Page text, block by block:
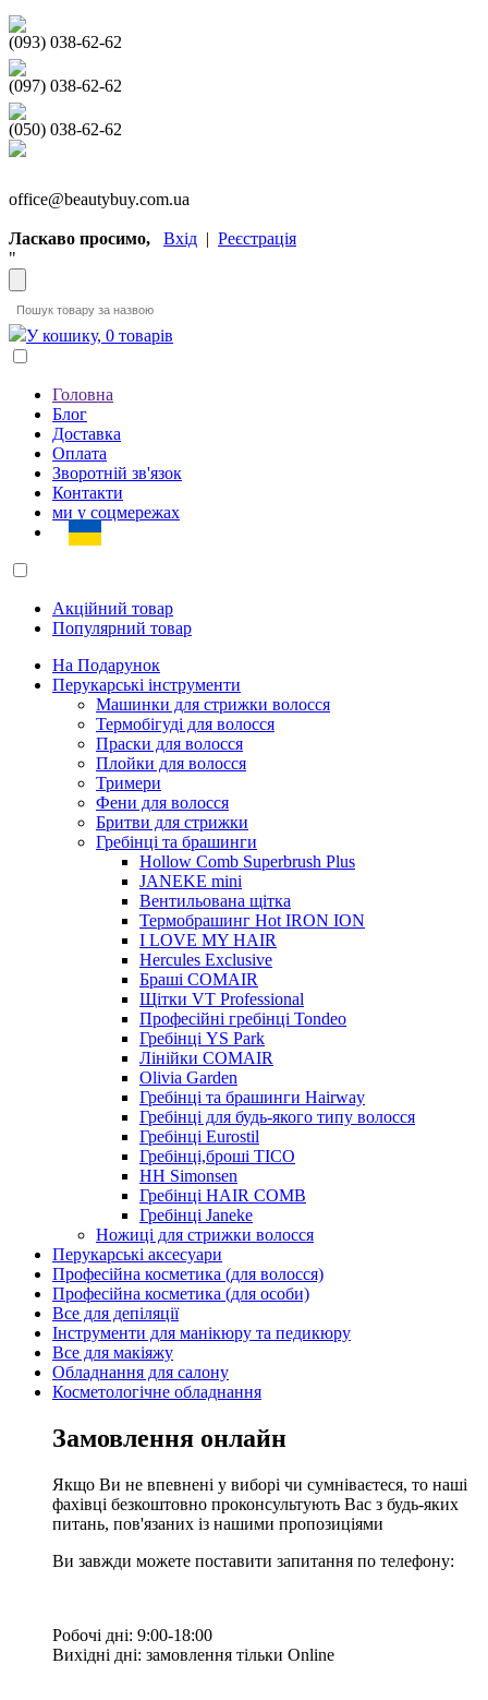
(093) 038-62-62
(097) 038-62-62
(050) 038-62-62
office@beautybuy.com.ua
Ласкаво просимо, Вхід | Реєстрація
"
У кошику, 0 товарів
Головна
Блог
Доставка
Оплата
Зворотній зв'язок
Контакти
ми у соцмережах
Акційний товар
Популярний товар
На Подарунок
Перукарські інструменти
Машинки для стрижки волосся
Термобігуді для волосся
Праски для волосся
Плойки для волосся
Тримери
Фени для волосся
Бритви для стрижки
Гребінці та брашинги
Hollow Comb Superbrush Plus
JANEKE mini
Вентильована щітка
Термобрашинг Hot IRON ION
I LOVE MY HAIR
Hercules Exclusive
Браші COMAIR
Щітки VT Professional
Професійні гребінці Tondeo
Гребінці YS Park
Лінійки COMAIR
Olivia Garden
Гребінці та брашинги Hairway
Гребінці для будь-якого типу волосся
Гребінці Eurostil
Гребінці,броші TICO
HH Simonsen
Гребінці HAIR COMB
Гребінці Janeke
Ножиці для стрижки волосся
Перукарські аксесуари
Професійна косметика (для волосся)
Професійна косметика (для особи)
Все для депіляції
Інструменти для манікюру та педикюру
Все для макіяжу
Обладнання для салону
Косметологічне обладнання
Замовлення онлайн
Якщо Ви не впевнені у виборі чи сумніваєтеся, то наші
фахівці безкоштовно проконсультують Вас з будь-яких
питань, пов'язаних із нашими пропозиціями
Ви завжди можете поставити запитання по телефону:
Робочі дні: 9:00-18:00
Вихідні дні: замовлення тільки Online